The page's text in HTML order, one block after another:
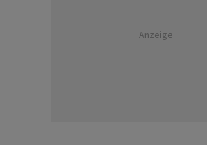
Anzeige